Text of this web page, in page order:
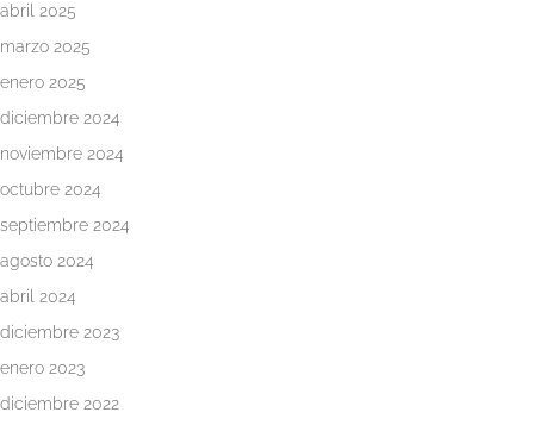
abril 2025
marzo 2025
enero 2025
diciembre 2024
noviembre 2024
octubre 2024
septiembre 2024
agosto 2024
abril 2024
diciembre 2023
enero 2023
diciembre 2022